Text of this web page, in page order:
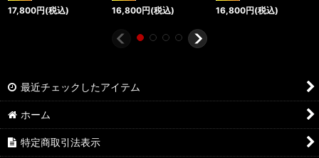
17,800円(税込) 16,800円(税込) 16,800円(税込)
最近チェックしたアイテム
ホーム
特定商取引法表示